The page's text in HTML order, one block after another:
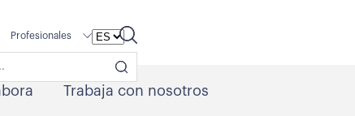
Profesionales
Trabaja con nosotros